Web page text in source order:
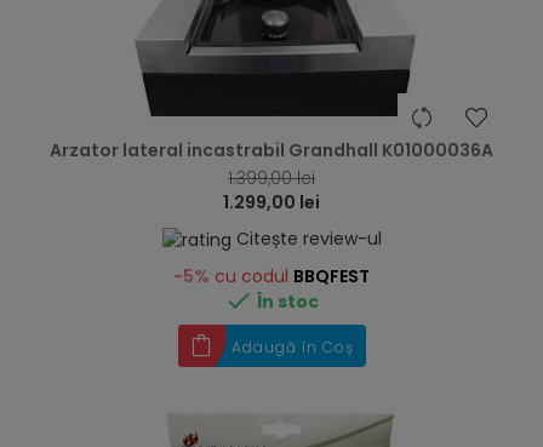
Arzator lateral incastrabil Grandhall K01000036A
1.399,00 lei
1.299,00 lei
Citește review-ul
-5% cu codul BBQFEST
 În stoc
Adaugă în Coș